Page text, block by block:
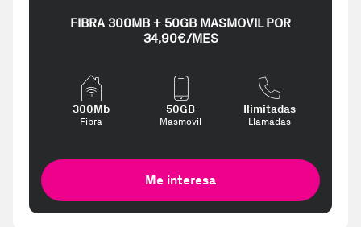
FIBRA 300MB + 50GB MASMOVIL POR
34,90€/MES
300Mb
Fibra
50GB
Masmovil
Ilimitadas
Llamadas
Me interesa